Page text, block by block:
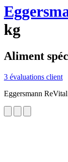
kg
Aliment
3 évaluations client
Eggersmann